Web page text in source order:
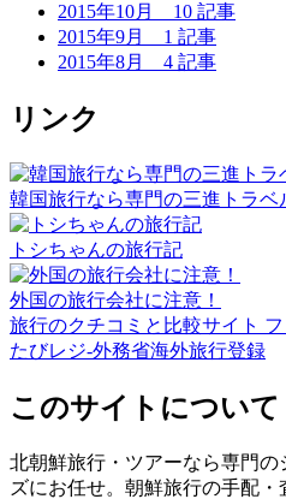
2015年10月 10 記事
2015年9月 1 記事
2015年8月 4 記事
リンク
韓国旅行なら専門の三進トラベ
トシちゃんの旅行記
外国の旅行会社に注意！
旅行のクチコミと比較サイト
たびレジ-外務省海外旅行登録
このサイトについて
北朝鮮旅行・ツアーなら専門
ズにお任せ。朝鮮旅行の手配・